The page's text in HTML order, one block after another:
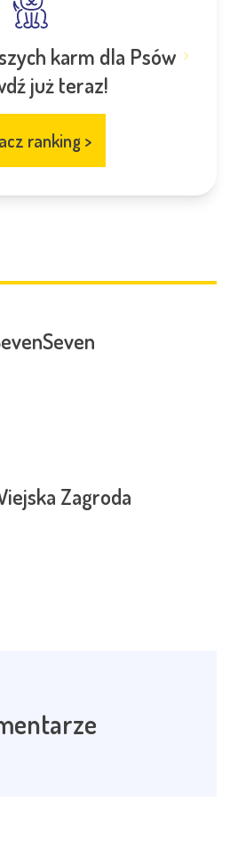
karm dla Psów
już teraz!
ranking >
Zagroda